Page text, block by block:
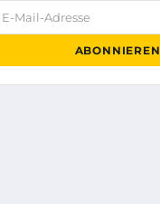
Mail-Adresse
ABONNIEREN